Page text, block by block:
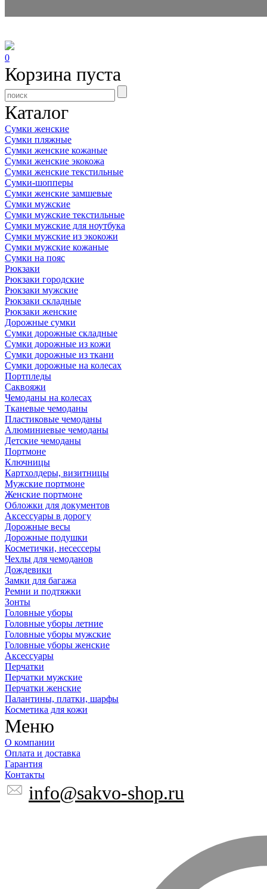
0
Корзина пуста
Каталог
Сумки женские
Сумки пляжные
Сумки женские кожаные
Сумки женские экокожа
Сумки женские текстильные
Сумки-шопперы
Сумки женские замшевые
Сумки мужские
Сумки мужские текстильные
Сумки мужские для ноутбука
Сумки мужские из экокожи
Сумки мужские кожаные
Сумки на пояс
Рюкзаки
Рюкзаки городские
Рюкзаки мужские
Рюкзаки складные
Рюкзаки женские
Дорожные сумки
Сумки дорожные складные
Сумки дорожные из кожи
Сумки дорожные из ткани
Сумки дорожные на колесах
Портпледы
Саквояжи
Чемоданы на колесах
Тканевые чемоданы
Пластиковые чемоданы
Алюминиевые чемоданы
Детские чемоданы
Портмоне
Ключницы
Картхолдеры, визитницы
Мужские портмоне
Женские портмоне
Обложки для документов
Аксессуары в дорогу
Дорожные весы
Дорожные подушки
Косметички, несессеры
Чехлы для чемоданов
Дождевики
Замки для багажа
Ремни и подтяжки
Зонты
Головные уборы
Головные уборы летние
Головные уборы мужские
Головные уборы женские
Аксессуары
Перчатки
Перчатки мужские
Перчатки женские
Палантины, платки, шарфы
Косметика для кожи
Меню
О компании
Оплата и доставка
Гарантия
Контакты
info@sakvo-shop.ru